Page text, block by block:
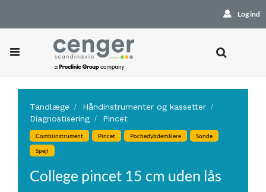
Log ind
Tandlæge
Håndinstrumenter og kassetter
Diagnostisering
Pincet
Combiinstrument Pincet Pochedybdemålere Sonde
Spejl
College pincet 15 cm uden lås